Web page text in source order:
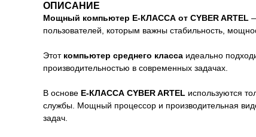
ОПИСАНИЕ
Мощный компьютер E-КЛАССА от CYBER ARTEL
пользователей, которым важны стабильность,
Этот компьютер среднего класса идеально
производительностью в современных задачах.
В основе E-КЛАССА CYBER ARTEL используются
службы. Мощный процессор и производительная
задач.